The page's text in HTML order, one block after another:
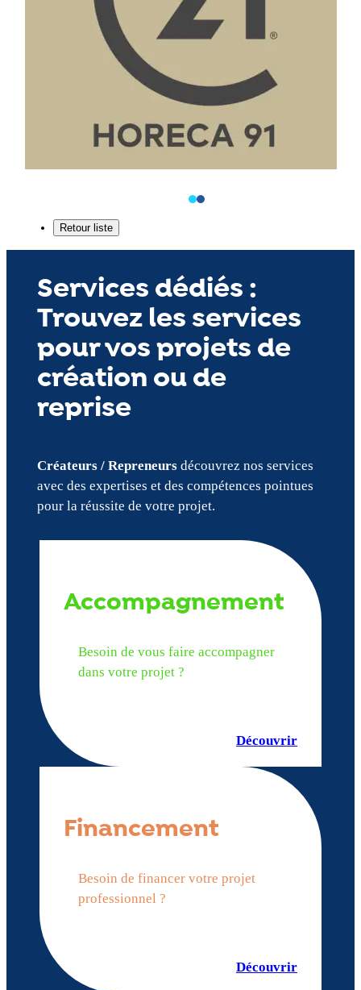
Services dédiés :
Trouvez les services
pour vos projets de
création ou de
reprise
Créateurs / Repreneursdécouvrez nos services
avec des expertises et des compétences pointues
pour la réussite de votre projet.
Accompagnement
Besoin de vous faire accompagner
dans votre projet ?
Découvrir
Financement
Besoin de financer votre projet
professionnel ?
Découvrir